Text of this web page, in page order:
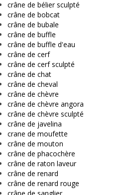
crâne de bélier sculpté
crâne de bobcat
crâne de bubale
crâne de buffle
crâne de buffle d'eau
crâne de cerf
crâne de cerf sculpté
crâne de chat
crâne de cheval
crâne de chèvre
crâne de chèvre angora
crâne de chèvre sculpté
crâne de javelina
crane de moufette
crâne de mouton
crâne de phacochère
crâne de raton laveur
crâne de renard
crâne de renard rouge
crâne de sanglier